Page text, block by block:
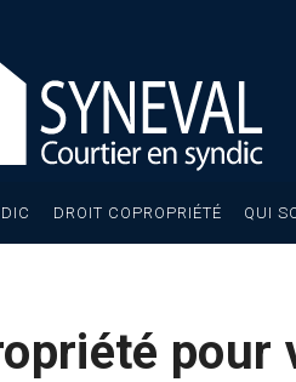
DROIT COPROPRIÉTÉ QUI
pour